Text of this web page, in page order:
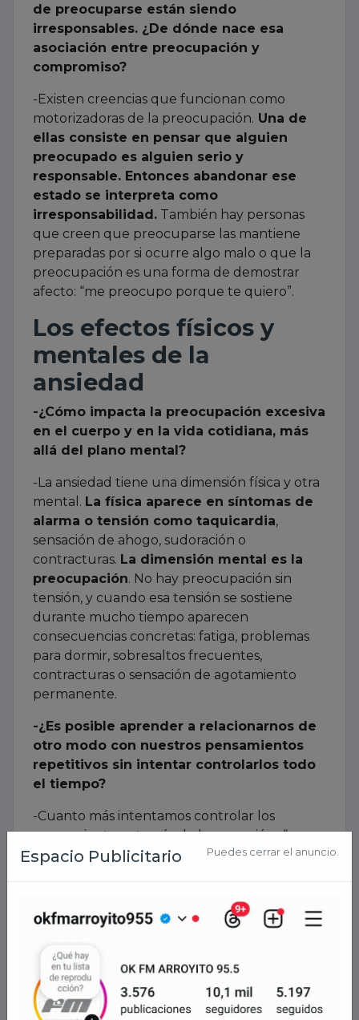
de preocuparse están siendo
irresponsables. ¿De dónde nace esa
asociación entre preocupación y
compromiso?
-Existen creencias que funcionan como
motorizadoras de la preocupación. Una de
ellas consiste en pensar que alguien
preocupado es alguien serio y
responsable. Entonces abandonar ese
estado se interpreta como
irresponsabilidad. También hay personas
que creen que preocuparse las mantiene
preparadas por si ocurre algo malo o que la
preocupación es una forma de demostrar
afecto: “me preocupo porque te quiero”.
Los efectos físicos y
mentales de la
ansiedad
-¿Cómo impacta la preocupación excesiva
en el cuerpo y en la vida cotidiana, más
allá del plano mental?
-La ansiedad tiene una dimensión física y otra
mental. La física aparece en síntomas de
alarma o tensión como taquicardia,
sensación de ahogo, sudoración o
contracturas. La dimensión mental es la
preocupación. No hay preocupación sin
tensión, y cuando esa tensión se sostiene
durante mucho tiempo aparecen
consecuencias concretas: fatiga, problemas
para dormir, sobresaltos frecuentes,
contracturas o sensación de agotamiento
permanente.
-¿Es posible aprender a relacionarnos de
otro modo con nuestros pensamientos
repetitivos sin intentar controlarlos todo
el tiempo?
-Cuanto más intentamos controlar los
pensamientos a través de la supresión -“no
quiero pensar en esto”- menos posibilidades
en distracciones naturales, involucrarse en
actividades que sean realmente interesantes
para la persona.
-¿Qué papel juega la incertidumbre en
este fenómeno? ¿Por qué a algunas